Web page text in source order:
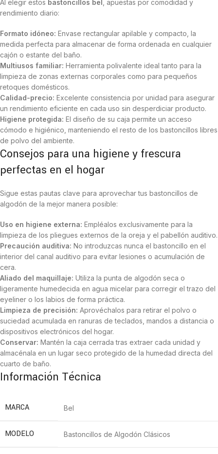
Al elegir estos bastoncillos bel
, apuestas por comodidad y
rendimiento diario:
Formato idóneo: Envase rectangular apilable y compacto, la
medida perfecta para almacenar de forma ordenada en cualquier
cajón o estante del baño.
Multiusos familiar: Herramienta polivalente ideal tanto para la
limpieza de zonas externas corporales como para pequeños
retoques domésticos.
Calidad-precio: Excelente consistencia por unidad para asegurar
un rendimiento eficiente en cada uso sin desperdiciar producto.
Higiene protegida: El diseño de su caja permite un acceso
cómodo e higiénico, manteniendo el resto de los bastoncillos libres
de polvo del ambiente.
Consejos para una higiene y frescura
perfectas en el hogar
Sigue estas pautas clave para aprovechar tus bastoncillos de
algodón de la mejor manera posible:
Uso en higiene externa: Empléalos exclusivamente para la
limpieza de los pliegues externos de la oreja y el pabellón auditivo.
Precaución auditiva: No introduzcas nunca el bastoncillo en el
interior del canal auditivo para evitar lesiones o acumulación de
cera.
Aliado del maquillaje: Utiliza la punta de algodón seca o
ligeramente humedecida en agua micelar para corregir el trazo del
eyeliner o los labios de forma práctica.
Limpieza de precisión: Aprovéchalos para retirar el polvo o
suciedad acumulada en ranuras de teclados, mandos a distancia o
dispositivos electrónicos del hogar.
Conservar: Mantén la caja cerrada tras extraer cada unidad y
almacénala en un lugar seco protegido de la humedad directa del
cuarto de baño.
Información Técnica
MARCA Bel
MODELO Bastoncillos de Algodón Clásicos